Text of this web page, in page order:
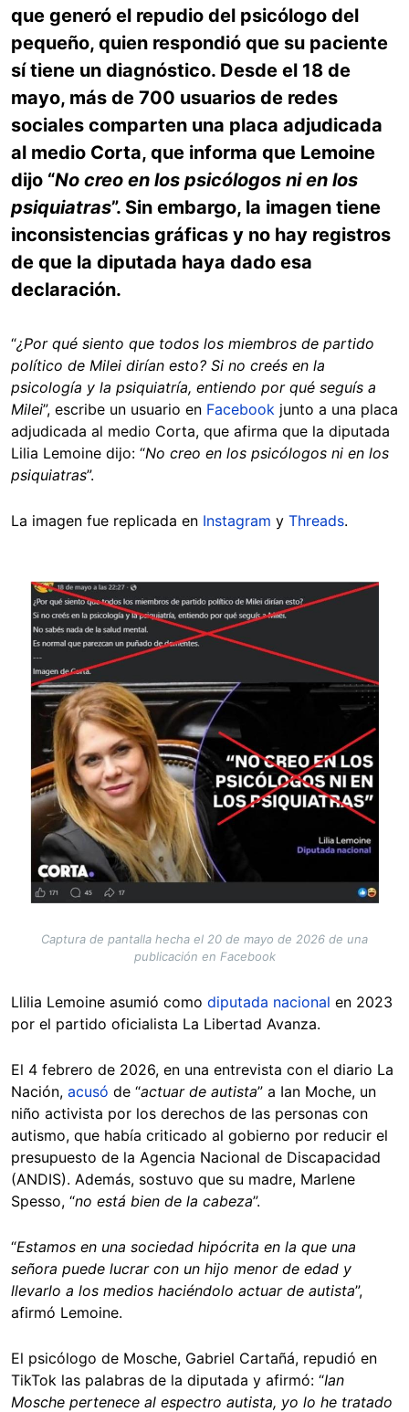
que generó el repudio del psicólogo del
pequeño, quien respondió que su paciente
sí tiene un diagnóstico. Desde el 18 de
mayo, más de 700 usuarios de redes
sociales comparten una placa adjudicada
al medio Corta, que informa que Lemoine
dijo “No creo en los psicólogos ni en los
psiquiatras”. Sin embargo, la imagen tiene
inconsistencias gráficas y no hay registros
de que la diputada haya dado esa
declaración.
“¿Por qué siento que todos los miembros de partido
político de Milei dirían esto? Si no creés en la
psicología y la psiquiatría, entiendo por qué seguís a
Milei”, escribe un usuario en Facebook junto a una placa
adjudicada al medio Corta, que afirma que la diputada
Lilia Lemoine dijo: “No creo en los psicólogos ni en los
psiquiatras”.
La imagen fue replicada en Instagram y Threads.
Image
Captura de pantalla hecha el 20 de mayo de 2026 de una
publicación en Facebook
Llilia Lemoine asumió como diputada nacional en 2023
por el partido oficialista La Libertad Avanza.
El 4 febrero de 2026, en una entrevista con el diario La
Nación, acusó de “actuar de autista” a Ian Moche, un
niño activista por los derechos de las personas con
autismo, que había criticado al gobierno por reducir el
presupuesto de la Agencia Nacional de Discapacidad
(ANDIS). Además, sostuvo que su madre, Marlene
Spesso, “no está bien de la cabeza”.
“Estamos en una sociedad hipócrita en la que una
señora puede lucrar con un hijo menor de edad y
llevarlo a los medios haciéndolo actuar de autista”,
afirmó Lemoine.
El psicólogo de Mosche, Gabriel Cartañá, repudió en
TikTok las palabras de la diputada y afirmó: “Ian
Mosche pertenece al espectro autista, yo lo he tratado